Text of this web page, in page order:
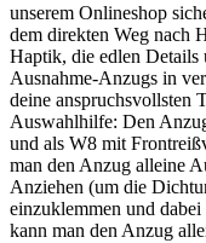
unserem Onlineshop
dem direkten Weg nach
Haptik, die edlen Details
Ausnahme-Anzugs in
deine anspruchsvollsten
Auswahlhilfe: Den
und als W8 mit
man den Anzug alleine
Anziehen (um die
einzuklemmen und
kann man den Anzug